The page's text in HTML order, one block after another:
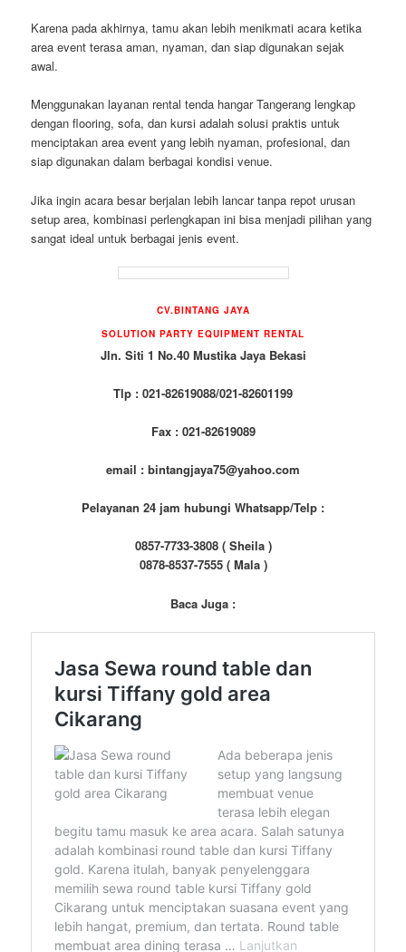
Karena pada akhirnya, tamu akan lebih menikmati acara ketika
area event terasa aman, nyaman, dan siap digunakan sejak
awal.
Menggunakan layanan rental tenda hangar Tangerang lengkap
dengan flooring, sofa, dan kursi adalah solusi praktis untuk
menciptakan area event yang lebih nyaman, profesional, dan
siap digunakan dalam berbagai kondisi venue.
Jika ingin acara besar berjalan lebih lancar tanpa repot urusan
setup area, kombinasi perlengkapan ini bisa menjadi pilihan yang
sangat ideal untuk berbagai jenis event.
CV.BINTANG JAYA
SOLUTION PARTY EQUIPMENT RENTAL
Jln. Siti 1 No.40 Mustika Jaya Bekasi
Tlp : 021-82619088/021-82601199
Fax : 021-82619089
email : bintangjaya75@yahoo.com
Pelayanan 24 jam hubungi Whatsapp/Telp :
0857-7733-3808 ( Sheila )
0878-8537-7555 ( Mala )
Baca Juga :